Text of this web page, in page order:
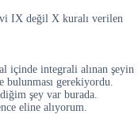
IX değil X kuralı verilen
içinde integrali alınan şeyin
gerekiyordu.
şey var burada.
eline alıyorum.